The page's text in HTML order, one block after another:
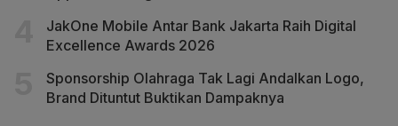
JakOne Mobile Antar Bank Jakarta Raih Digital
Excellence Awards 2026
Sponsorship Olahraga Tak Lagi Andalkan Logo,
Brand Dituntut Buktikan Dampaknya